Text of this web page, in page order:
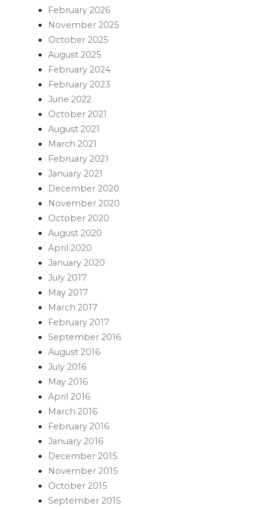
February 2026
November 2025
October 2025
August 2025
February 2024
February 2023
June 2022
October 2021
August 2021
March 2021
February 2021
January 2021
December 2020
November 2020
October 2020
August 2020
April 2020
January 2020
July 2017
May 2017
March 2017
February 2017
September 2016
August 2016
July 2016
May 2016
April 2016
March 2016
February 2016
January 2016
December 2015
November 2015
October 2015
September 2015